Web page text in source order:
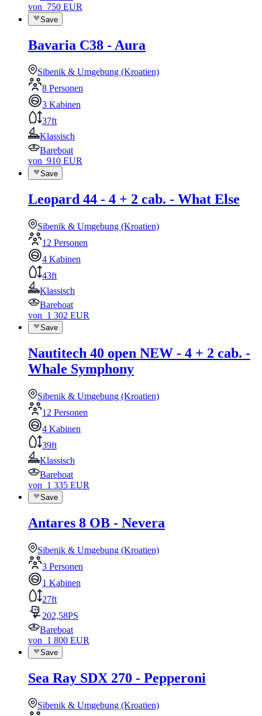
von 750 EUR
Save
Bavaria C38 - Aura
Sibenik & Umgebung (Kroatien)
8 Personen
3 Kabinen
37ft
Klassisch
Bareboat
von 910 EUR
Save
Leopard 44 - 4 + 2 cab. - What Else
Sibenik & Umgebung (Kroatien)
12 Personen
4 Kabinen
43ft
Klassisch
Bareboat
von 1 302 EUR
Save
Nautitech 40 open NEW - 4 + 2 cab. -
Whale Symphony
Sibenik & Umgebung (Kroatien)
12 Personen
4 Kabinen
39ft
Klassisch
Bareboat
von 1 335 EUR
Save
Antares 8 OB - Nevera
Sibenik & Umgebung (Kroatien)
3 Personen
1 Kabinen
27ft
202,58PS
Bareboat
von 1 800 EUR
Save
Sea Ray SDX 270 - Pepperoni
Sibenik & Umgebung (Kroatien)